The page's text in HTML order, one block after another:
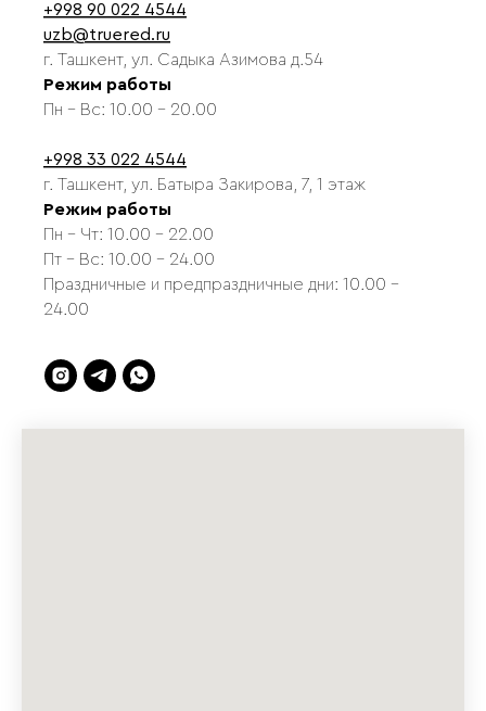
+998 90 022 4544
uzb@truered.ru
г. Ташкент, ул. Садыка Азимова д.54
Режим работы
Пн - Вс: 10.00 - 20.00
+998 33 022 4544
г. Ташкент, ул. Батыра Закирова, 7, 1 этаж
Режим работы
Пн - Чт: 10.00 - 22.00
Пт - Вс: 10.00 - 24.00
Праздничные и предпраздничные дни: 10.00 -
24.00